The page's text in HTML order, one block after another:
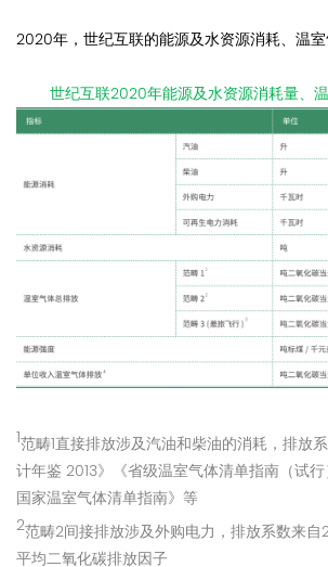
2020年，世纪互联的能源及水资源消耗、温室
世纪互联2020年能源及水资源消耗量、
1范畴1直接排放涉及汽油和柴油的消耗，排放
计年鉴 2013》《省级温室气体清单指南（试
国家温室气体清单指南》等
2范畴2间接排放涉及外购电力，排放系数来自
平均二氧化碳排放因子